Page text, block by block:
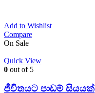
Add to Wishlist
Compare
On Sale
Quick View
0 out of 5
ජීවිතයට පාඩම් සියයක්